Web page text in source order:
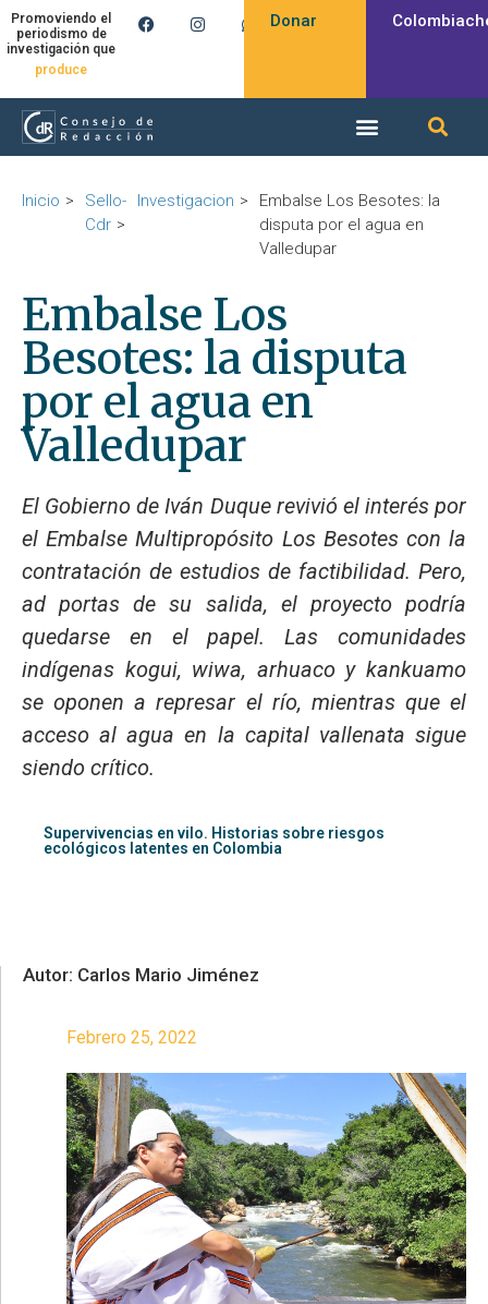
Promoviendo el
periodismo de
investigación que
inspira
Donar
Inicio
Sello-
Cdr
Investigacion
Embalse Los Besotes: la
disputa por el agua en
Valledupar
Embalse Los
Besotes: la disputa
por el agua en
Valledupar
El Gobierno de Iván Duque revivió el interés por
el Embalse Multipropósito Los Besotes con la
contratación de estudios de factibilidad. Pero,
ad portas de su salida, el proyecto podría
quedarse en el papel. Las comunidades
indígenas kogui, wiwa, arhuaco y kankuamo
se oponen a represar el río, mientras que el
acceso al agua en la capital vallenata sigue
siendo crítico.
Supervivencias en vilo. Historias sobre riesgos
ecológicos latentes en Colombia
Autor: Carlos Mario Jiménez
Febrero 25, 2022